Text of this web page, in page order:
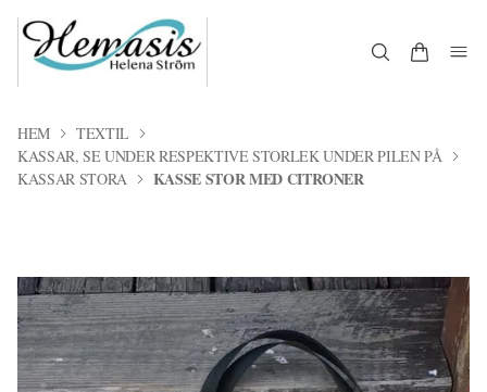
HEM
TEXTIL
KASSAR, SE UNDER RESPEKTIVE STORLEK UNDER PILEN PÅ
KASSAR STORA
KASSE STOR MED CITRONER